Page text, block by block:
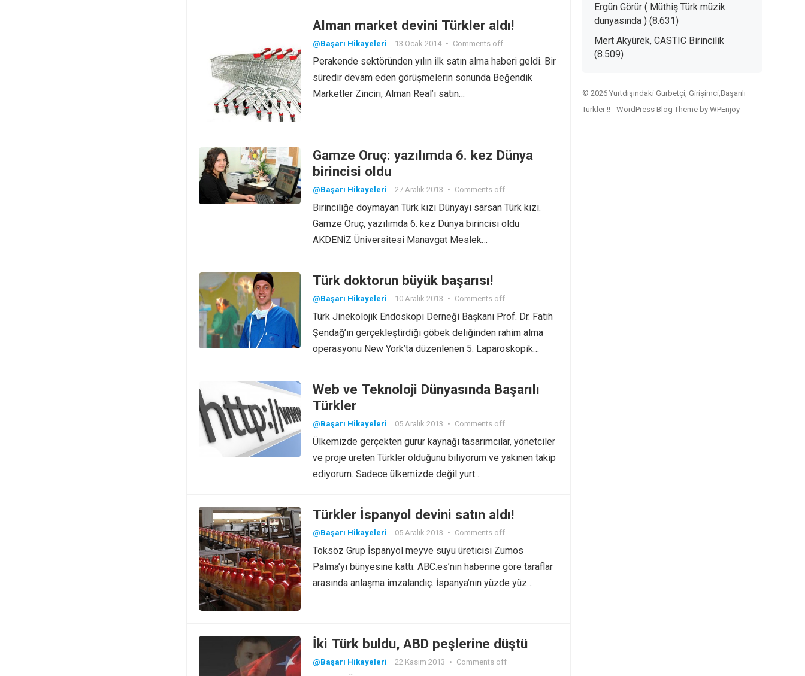
Alman market devini Türkler aldı!
@Başarı Hikayeleri 13 Ocak 2014 • Comments off
Perakende sektöründen yılın ilk satın alma haberi geldi. Bir
süredir devam eden görüşmelerin sonunda Beğendik
Marketler Zinciri, Alman Real’i satın…
Gamze Oruç: yazılımda 6. kez Dünya
birincisi oldu
@Başarı Hikayeleri 27 Aralık 2013 • Comments off
Birinciliğe doymayan Türk kızı Dünyayı sarsan Türk kızı.
Gamze Oruç, yazılımda 6. kez Dünya birincisi oldu
AKDENİZ Üniversitesi Manavgat Meslek…
Türk doktorun büyük başarısı!
@Başarı Hikayeleri 10 Aralık 2013 • Comments off
Türk Jinekolojik Endoskopi Derneği Başkanı Prof. Dr. Fatih
Şendağ’ın gerçekleştirdiği göbek deliğinden rahim alma
operasyonu New York’ta düzenlenen 5. Laparoskopik…
Web ve Teknoloji Dünyasında Başarılı
Türkler
@Başarı Hikayeleri 05 Aralık 2013 • Comments off
Ülkemizde gerçekten gurur kaynağı tasarımcılar, yönetciler
ve proje üreten Türkler olduğunu biliyorum ve yakınen takip
ediyorum. Sadece ülkemizde değil yurt…
Türkler İspanyol devini satın aldı!
@Başarı Hikayeleri 05 Aralık 2013 • Comments off
Toksöz Grup İspanyol meyve suyu üreticisi Zumos
Palma’yı bünyesine kattı. ABC.es’nin haberine göre taraflar
arasında anlaşma imzalandıç. İspanya’nın yüzde yüz…
İki Türk buldu, ABD peşlerine düştü
@Başarı Hikayeleri 22 Kasım 2013 • Comments off
Ergün Görür ( Müthiş Türk müzik
dünyasında ) (8.631)
Mert Akyürek, CASTIC Birincilik
(8.509)
© 2026 Yurtdışındaki Gurbetçi, Girişimci,Başarılı
Türkler !! - WordPress Blog Theme by WPEnjoy